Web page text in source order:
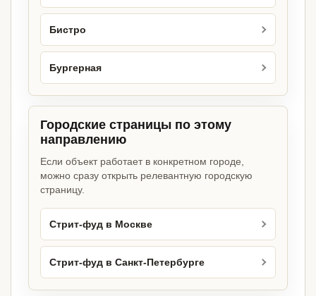
Бистро
Бургерная
Городские страницы по этому
направлению
Если объект работает в конкретном городе,
можно сразу открыть релевантную городскую
страницу.
Стрит-фуд в Москве
Стрит-фуд в Санкт-Петербурге